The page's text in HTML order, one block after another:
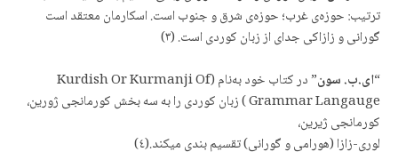
ترتیب: حوزه‌ی غرب؛ حوزه‌ی شرق و جنوب است. اسكارمان معتقد است
گورانی و زازاكی جدای از زبان كوردی است. (٣)
“ای.ب. سون
” در كتاب خود بەنام (Kurdish Or Kurmanji Of
Grammar Langauge ) زبان كوردی را به سه بخش كورمانجی ژورین،
كورمانجی ژیرین،
لوری-زازا (هورامی و گورانی) تقسیم بندی میكند.(٤)